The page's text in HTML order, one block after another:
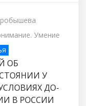
Умение
ОБ
У
ДО-
В РОССИИ